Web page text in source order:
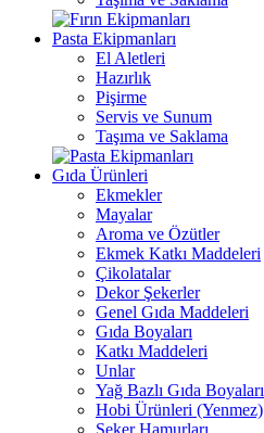
Pasta Ekipmanları
El Aletleri
Hazırlık
Pişirme
Servis ve Sunum
Taşıma ve Saklama
Gıda Ürünleri
Ekmekler
Mayalar
Aroma ve Özütler
Ekmek Katkı Maddeleri
Çikolatalar
Dekor Şekerler
Genel Gıda Maddeleri
Gıda Boyaları
Katkı Maddeleri
Unlar
Yağ Bazlı Gıda Boyaları
Hobi Ürünleri (Yenmez)
Şeker Hamurları